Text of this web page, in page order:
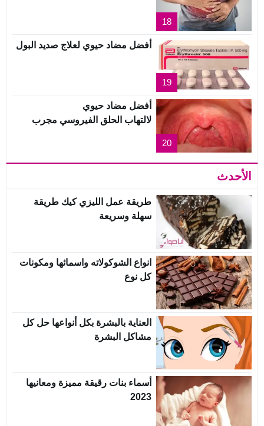
18
19
أفضل مضاد حيوي لعلاج صديد البول
20
أفضل مضاد حيوي
لالتهاب الحلق الفيروسي مجرب
الأحدث
طريقة عمل الليزي كيك طريقة
سهلة وسريعة
انواع الشوكولاته واسمائها ومكونات
كل نوع
العناية بالبشرة بكل أنواعها حل كل
مشاكل البشرة
أسماء بنات رقيقة مميزة ومعانيها
2023